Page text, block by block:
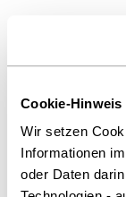
Cookie-Hinweis
Wir setzen
Informationen
oder Daten
unter
bereits
Download